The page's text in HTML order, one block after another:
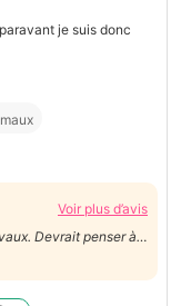
je suis donc
Voir plus d’avis
Devrait penser à
dans les autres
pas au tarif